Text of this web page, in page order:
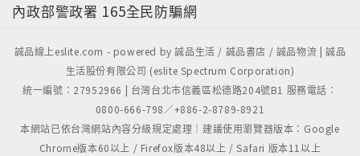
內政部警政署 165全民防騙網
誠品線上eslite.com - powered by 誠品生活 / 誠品書店 / 誠品物流 | 誠品
生活股份有限公司 (eslite Spectrum Corporation)
統一編號：27952966 | 台灣台北市信義區松德路204號B1 服務電話：
0800-666-798／+886-2-8789-8921
本網站已依台灣網站內容分級規定處理｜建議使用瀏覽器版本：Google
Chrome版本60以上 / Firefox版本48以上 / Safari 版本11以上